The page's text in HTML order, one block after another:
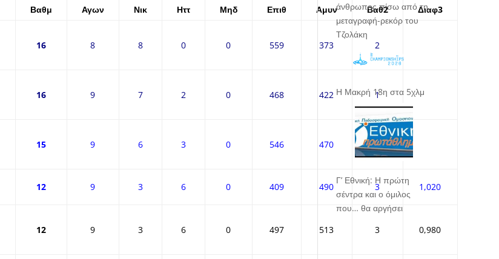
Βαθμ Αγων Νικ Ηττ Μηδ Επιθ Αμυν Βαθ2 Διαφ3
16 8 8 0 0 559 373 2
16 9 7 2 0 468 422 1
15 9 6 3 0 546 470
12 9 3 6 0 409 490 3 1,020
12 9 3 6 0 497 513 3 0,980
άνθρωπος πίσω από τη
μεταγραφή-ρεκόρ του
Τζολάκη
Η Μακρή 18η στα 5χλμ
Γ’ Εθνική: Η πρώτη
σέντρα και ο όμιλος
που… θα αργήσει